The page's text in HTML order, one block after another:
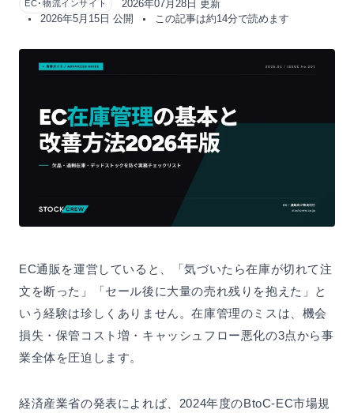
EC･物流インサイト
2026年07月28日 更新
2026年5月15日 公開
この記事は約14分で読めます
EC通販を運営していると、「気づいたら在庫が切れて注
文を断った」「セール後に大量の売れ残りを抱えた」と
いう経験は珍しくありません。在庫管理のミスは、機会
損失・保管コスト増・キャッシュフロー悪化の3点から事
業全体を圧迫します。
経済産業省の発表によれば、2024年度のBtoC-EC市場規